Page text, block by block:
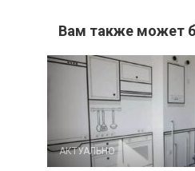
Вам также может
АКТУАЛЬНО